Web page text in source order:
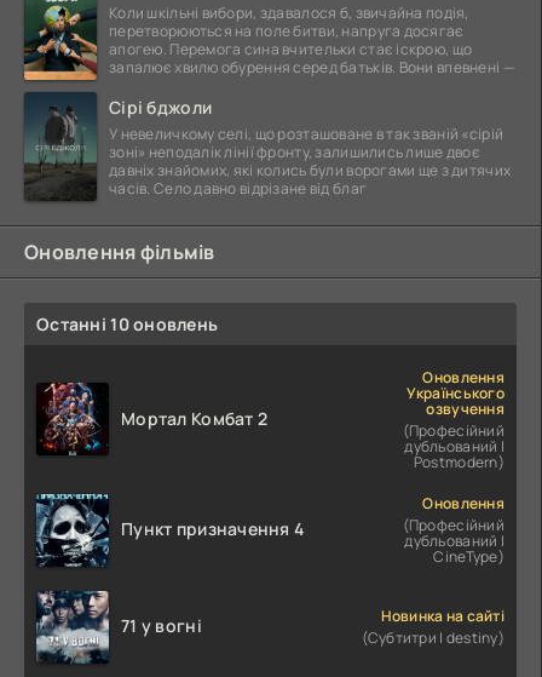
Коли шкільні вибори, здавалося б, звичайна подія,
перетворюються на поле битви, напруга досягає
апогею. Перемога сина вчительки стає іскрою, що
запалює хвилю обурення серед батьків. Вони впевнені —
Сірі бджоли
У невеличкому селі, що розташоване в так званій «сірій
зоні» неподалік лінії фронту, залишились лише двоє
давніх знайомих, які колись були ворогами ще з дитячих
часів. Село давно відрізане від благ
Оновлення фільмів
Останні 10 оновлень
Мортал Комбат 2
Оновлення
Українського
озвучення
(Професійний
дубльований |
Postmodern)
Пункт призначення 4
Оновлення
(Професійний
дубльований |
CineType)
71 у вогні
Новинка на сайті
(Субтитри | destiny)